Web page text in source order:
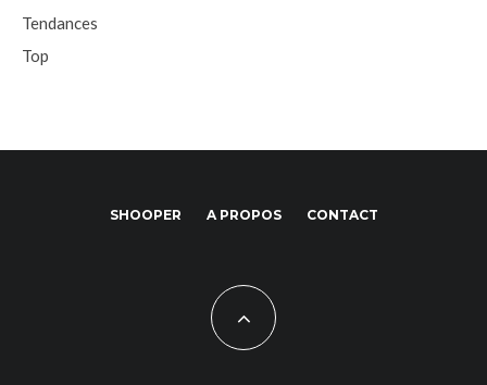
Tendances
Top
SHOOPER A PROPOS CONTACT